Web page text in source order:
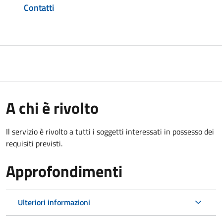
Contatti
A chi è rivolto
Il servizio è rivolto a tutti i soggetti interessati in possesso dei
requisiti previsti.
Approfondimenti
Ulteriori informazioni